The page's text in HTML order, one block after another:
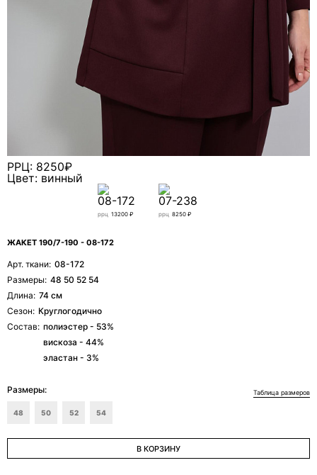
Я даю согласие ООО «ФИЛЕО» на обработку моих
личного кабинета, связи и исполнения договора на
условияхПолитики конфиденциальности
ОТПРАВИТЬ ЗАЯВКУ
РРЦ: 8250₽
Цвет: винный
08-172
ррц 13200 ₽
07-238
ррц 8250 ₽
ЖАКЕТ 190/7-190 - 08-172
Арт. ткани: 08-172
Размеры: 48 50 52 54
Длина: 74 см
Сезон: Круглогодично
Состав: полиэстер - 53%
вискоза - 44%
эластан - 3%
Размеры:
48 50 52 54
В КОРЗИНУ
Таблица размеров